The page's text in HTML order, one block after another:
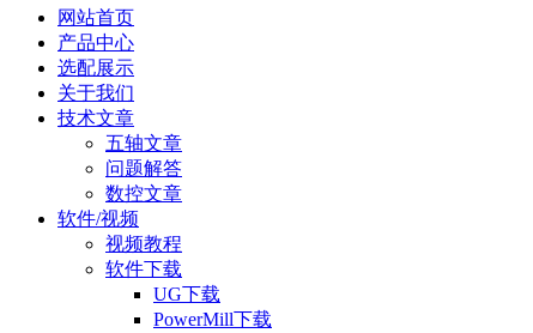
网站首页
产品中心
选配展示
关于我们
技术文章
五轴文章
问题解答
数控文章
软件/视频
视频教程
软件下载
UG下载
PowerMill下载